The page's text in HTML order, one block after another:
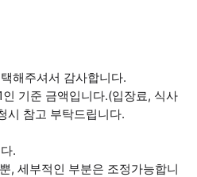
해주셔서 감사합니다.
기준 금액입니다.(입장료, 식사
시 참고 부탁드립니다.
.
, 세부적인 부분은 조정가능합니